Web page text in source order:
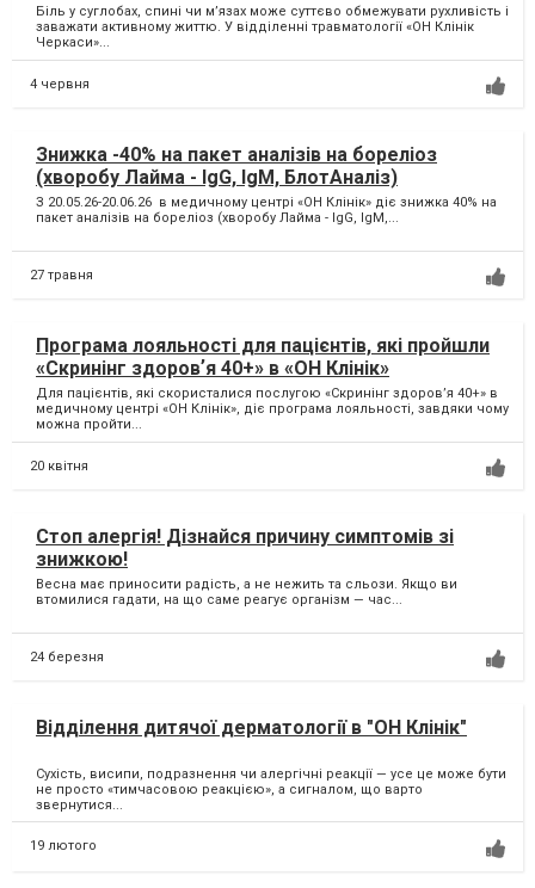
Біль у суглобах, спині чи м’язах може суттєво обмежувати рухливість і
заважати активному життю. У відділенні травматології «ОН Клінік
Черкаси»...
4 червня
Знижка -40% на пакет аналізів на бореліоз
(хворобу Лайма - IgG, IgM, БлотАналіз)
З 20.05.26-20.06.26 в медичному центрі «ОН Клінік» діє знижка 40% на
пакет аналізів на бореліоз (хворобу Лайма - IgG, IgM,...
27 травня
Програма лояльності для пацієнтів, які пройшли
«Скринінг здоровʼя 40+» в «ОН Клінік»
Для пацієнтів, які скористалися послугою «Скринінг здоровʼя 40+» в
медичному центрі «ОН Клінік», діє програма лояльності, завдяки чому
можна пройти...
20 квітня
Стоп алергія! Дізнайся причину симптомів зі
знижкою!
Весна має приносити радість, а не нежить та сльози. Якщо ви
втомилися гадати, на що саме реагує організм — час...
24 березня
Відділення дитячої дерматології в "ОН Клінік"
Сухість, висипи, подразнення чи алергічні реакції — усе це може бути
не просто «тимчасовою реакцією», а сигналом, що варто
звернутися...
19 лютого